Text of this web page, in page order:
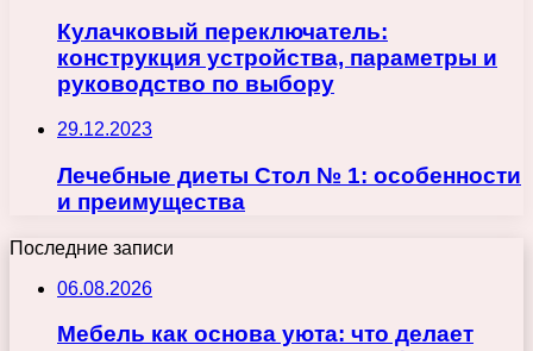
Кулачковый переключатель:
конструкция устройства, параметры и
руководство по выбору
29.12.2023
Лечебные диеты Стол № 1: особенности
и преимущества
Последние записи
06.08.2026
Мебель как основа уюта: что делает